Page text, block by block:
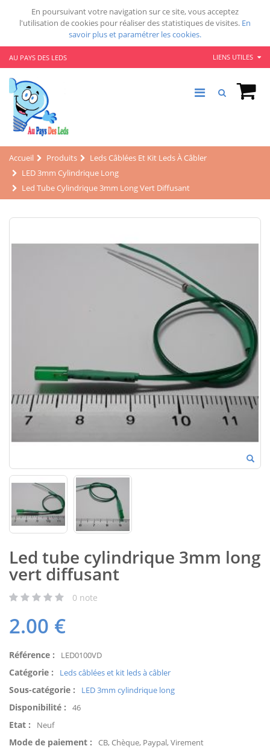
En poursuivant votre navigation sur ce site, vous acceptez
l'utilisation de cookies pour réaliser des statistiques de visites. En
savoir plus et paramétrer les cookies.
AU PAYS DES LEDS LIENS UTILES
Accueil Produits
Leds Câblées Et Kit Leds À Câbler
LED 3mm Cylindrique Long
Led Tube Cylindrique 3mm Long Vert Diffusant
Led tube cylindrique 3mm long
vert diffusant
0 note
2.00 €
Référence : LED0100VD
Catégorie : Leds câblées et kit leds à câbler
Sous-catégorie : LED 3mm cylindrique long
Disponibilité : 46
Etat : Neuf
Mode de paiement : CB, Chèque, Paypal, Virement